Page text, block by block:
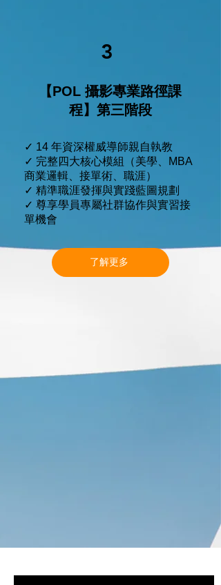
3
【POL 攝影專業路徑課
程】第三階段
✓ 14 年資深權威導師親自執教
✓ 完整四大核心模組（美學、MBA
商業邏輯、接單術、職涯）
✓ 精準職涯發揮與實踐藍圖規劃
✓ 尊享學員專屬社群協作與實習接
單機會
了解更多